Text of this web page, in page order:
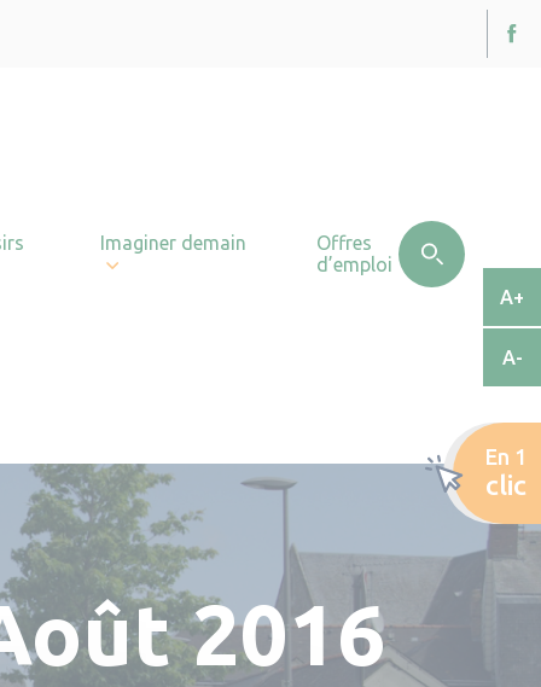
Imaginer demain
Offres
d’emploi
2016
A+
A-
En 1
clic